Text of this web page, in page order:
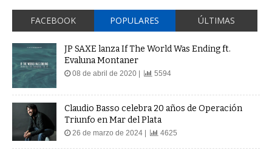
FACEBOOK POPULARES ÚLTIMAS
JP SAXE lanza If The World Was Ending ft.
Evaluna Montaner
08 de abril de 2020 | 5594
Claudio Basso celebra 20 años de Operación
Triunfo en Mar del Plata
26 de marzo de 2024 | 4625